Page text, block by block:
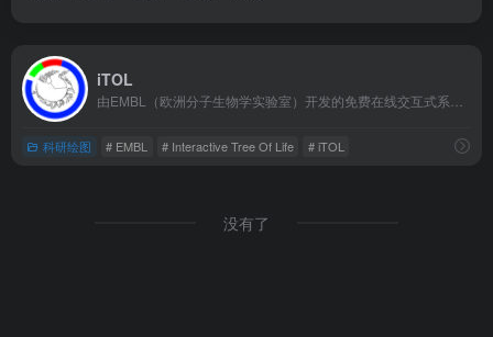
iTOL
科研绘图 # EMBL # Interactive Tree Of Life # iTOL
没有了